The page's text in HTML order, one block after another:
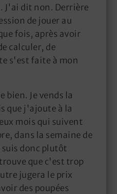
J'ai dit non. Derrière
de jouer au
fois, après avoir
calculer, de
s'est faite à mon
bien. Je vends la
que j'ajoute à la
mois qui suivent
dans la semaine de
suis donc plutôt
que c'est trop
jugera le prix
des poupées